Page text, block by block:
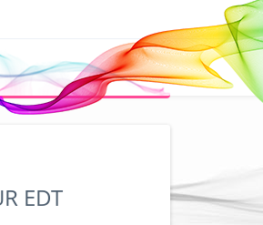
EDT